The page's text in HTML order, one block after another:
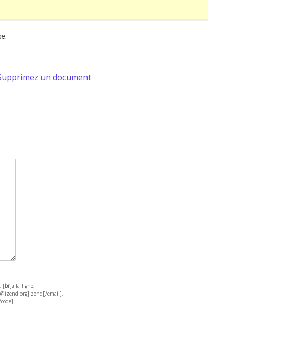
.
un document
[br]à la ligne,
email],